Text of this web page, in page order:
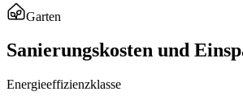
Garten
Sanierungskosten und
Energieeffizienzklasse